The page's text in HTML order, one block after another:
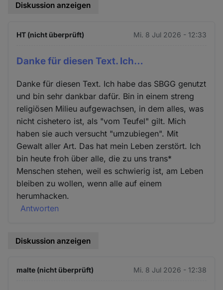
Diskussion anzeigen
HT (nicht überprüft) Mi. 8 Jul 2026 - 12:33
Danke für diesen Text. Ich…
Danke für diesen Text. Ich habe das SBGG genutzt
und bin sehr dankbar dafür. Bin in einem streng
religiösen Milieu aufgewachsen, in dem alles, was
nicht cishetero ist, als "vom Teufel" gilt. Mich
haben sie auch versucht "umzubiegen". Mit
Gewalt aller Art. Das hat mein Leben zerstört. Ich
bin heute froh über alle, die zu uns trans*
Menschen stehen, weil es schwierig ist, am Leben
bleiben zu wollen, wenn alle auf einem
herumhacken.
Antworten
Diskussion anzeigen
malte (nicht überprüft) Mi. 8 Jul 2026 - 12:38